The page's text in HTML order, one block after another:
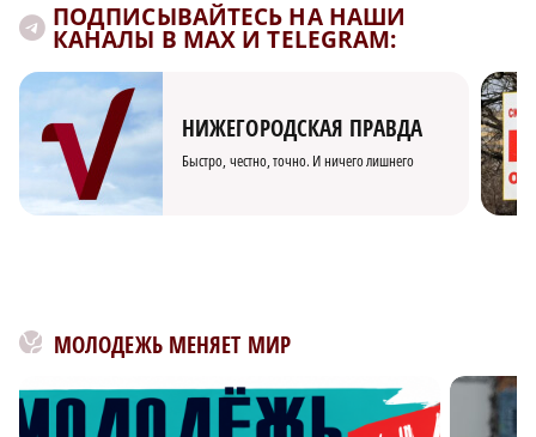
ПОДПИСЫВАЙТЕСЬ НА НАШИ
КАНАЛЫ В MAX И TELEGRAM:
НИЖЕГОРОДСКАЯ ПРАВДА
Быстро, честно, точно. И ничего лишнего
МОЛОДЕЖЬ МЕНЯЕТ МИР